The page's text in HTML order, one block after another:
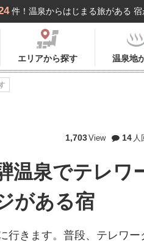
件！温泉からはじまる旅がある
エリアから探す 温泉地
1,703View 14 人
温泉でテレワ
がある宿
行きます。普段、テレワ